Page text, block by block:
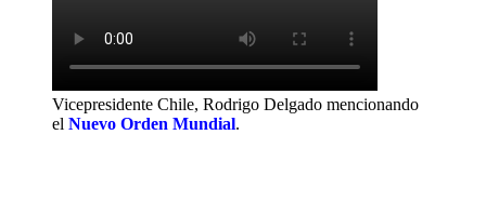
Vicepresidente Chile, Rodrigo Delgado mencionando
el Nuevo Orden Mundial.